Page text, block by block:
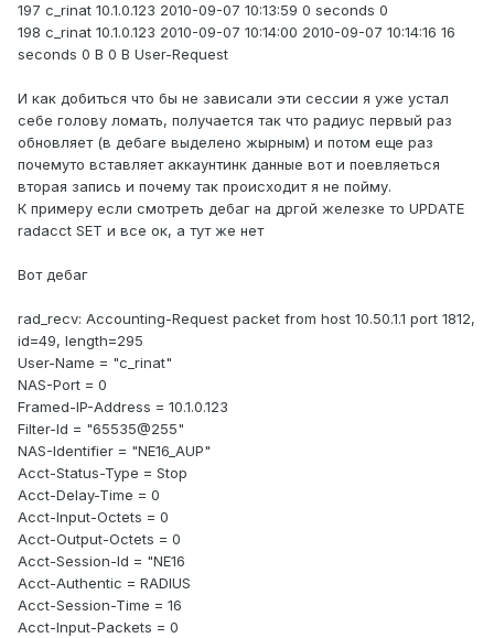
197 c_rinat 10.1.0.123 2010-09-07 10:13:59 0 seconds 0
198 c_rinat 10.1.0.123 2010-09-07 10:14:00 2010-09-07 10:14:16 16
seconds 0 B 0 B User-Request
И как добиться что бы не зависали эти сессии я уже устал
себе голову ломать, получается так что радиус первый раз
обновляет (в дебаге выделено жырным) и потом еще раз
почемуто вставляет аккаунтинк данные вот и поевляеться
вторая запись и почему так происходит я не пойму.
К примеру если смотреть дебаг на дргой железке то UPDATE
radacct SET и все ок, а тут же нет
Вот дебаг
rad_recv: Accounting-Request packet from host 10.50.1.1 port 1812,
id=49, length=295
User-Name = "c_rinat"
NAS-Port = 0
Framed-IP-Address = 10.1.0.123
Filter-Id = "65535@255"
NAS-Identifier = "NE16_AUP"
Acct-Status-Type = Stop
Acct-Delay-Time = 0
Acct-Input-Octets = 0
Acct-Output-Octets = 0
Acct-Session-Id = "NE16
Acct-Authentic = RADIUS
Acct-Session-Time = 16
Acct-Input-Packets = 0